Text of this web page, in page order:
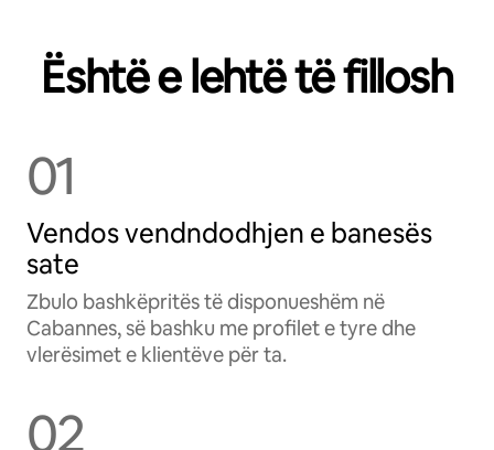
Është e lehtë të fillosh
01
Vendos vendndodhjen e banesës
sate
Zbulo bashkëpritës të disponueshëm në
Cabannes, së bashku me profilet e tyre dhe
vlerësimet e klientëve për ta.
02